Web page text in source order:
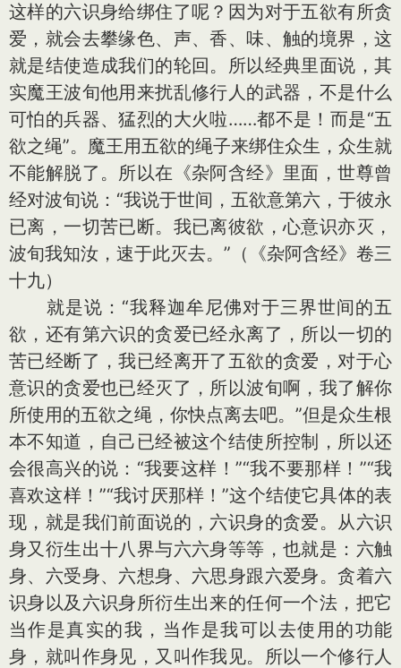
这样的六识身给绑住了呢？因为对于五欲有所贪
爱，就会去攀缘色、声、香、味、触的境界，这
就是结使造成我们的轮回。所以经典里面说，其
实魔王波旬他用来扰乱修行人的武器，不是什么
可怕的兵器、猛烈的大火啦……都不是！而是“五
欲之绳”。魔王用五欲的绳子来绑住众生，众生就
不能解脱了。所以在《杂阿含经》里面，世尊曾
经对波旬说：“我说于世间，五欲意第六，于彼永
已离，一切苦已断。我已离彼欲，心意识亦灭，
波旬我知汝，速于此灭去。”（《杂阿含经》卷三
十九）
就是说：“我释迦牟尼佛对于三界世间的五
欲，还有第六识的贪爱已经永离了，所以一切的
苦已经断了，我已经离开了五欲的贪爱，对于心
意识的贪爱也已经灭了，所以波旬啊，我了解你
所使用的五欲之绳，你快点离去吧。”但是众生根
本不知道，自己已经被这个结使所控制，所以还
会很高兴的说：“我要这样！”“我不要那样！”“我
喜欢这样！”“我讨厌那样！”这个结使它具体的表
现，就是我们前面说的，六识身的贪爱。从六识
身又衍生出十八界与六六身等等，也就是：六触
身、六受身、六想身、六思身跟六爱身。贪着六
识身以及六识身所衍生出来的任何一个法，把它
当作是真实的我，当作是我可以去使用的功能
身，就叫作身见，又叫作我见。所以一个修行人